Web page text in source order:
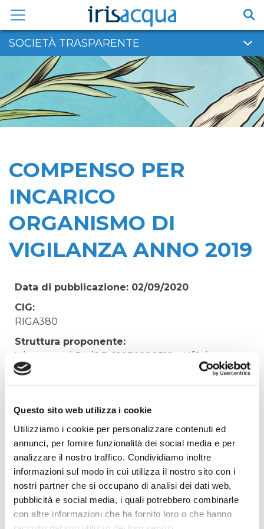
Questo sito web utilizza i cookie
Utilizziamo i cookie per personalizzare contenuti ed
annunci, per fornire funzionalità dei social media e per
analizzare il nostro traffico. Condividiamo inoltre
informazioni sul modo in cui utilizza il nostro sito con i
nostri partner che si occupano di analisi dei dati web,
pubblicità e social media, i quali potrebbero combinarle
con altre informazioni che ha fornito loro o che hanno
contenuto
SOCIETÀ TRASPARENTE
COMPENSO PER
INCARICO
ORGANISMO DI
VIGILANZA ANNO 2019
Data di pubblicazione: 02/09/2020
CIG:
RIGA380
Struttura proponente:
'Irisacqua srl P.I./C.F. 01070220312. - Ufficio
Tecnico
Oggetto:
COMPENSO PER INCARICO ORGANISMO DI
VIGILANZA ANNO 2019
Elenco operatori invitati:
Codice Fiscale:
Procedura di scelta:
Affidamento ai sensi del Regolamento Generale
Aziendale per Lavori Servizi e Forniture